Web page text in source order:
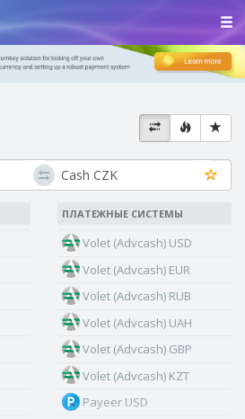
ПЛАТЕЖНЫЕ СИСТЕМЫ
Volet (Advcash) USD
Volet (Advcash) EUR
Volet (Advcash) RUB
Volet (Advcash) UAH
Volet (Advcash) GBP
Volet (Advcash) KZT
Payeer USD